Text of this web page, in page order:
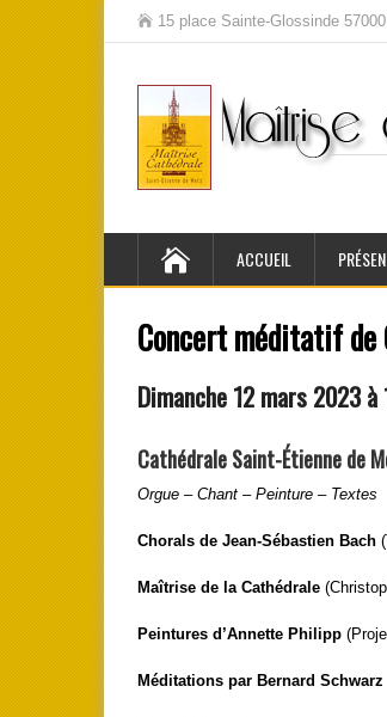
15 place Sainte-Glossinde
ACCUEIL
Concert méditatif de
Dimanche 12 mars 2023 à
Cathédrale Saint-Étienne de
Orgue – Chant – Peinture – Textes
Chorals de Jean-Sébastien Bach
Maîtrise de la Cathédrale
Peintures d’Annette Philipp
Méditations par Bernard Schwarz